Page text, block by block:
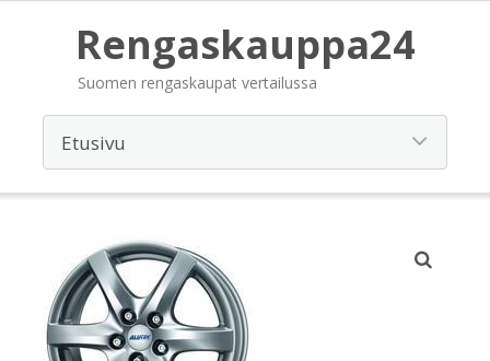
Rengaskauppa24
Suomen rengaskaupat vertailussa